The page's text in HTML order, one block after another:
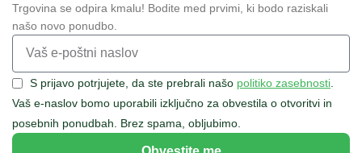
Trgovina se odpira kmalu! Bodite med prvimi, ki bodo raziskali
našo novo ponudbo.
S prijavo potrjujete, da ste prebrali našo politiko zasebnosti
Vaš e-naslov bomo uporabili izključno za obvestila o otvoritvi in
posebnih ponudbah. Brez spama, obljubimo.